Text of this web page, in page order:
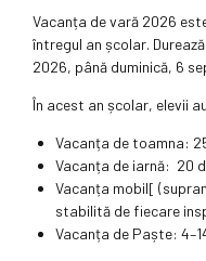
Vacanța de vară 2026
întregul an școlar.
2026, până duminică, 6
În acest an școlar, elevii
Vacanța de toamna:
Vacanța de iarnă: 20
Vacanța mobil[
stabilită de fiecare
Vacanța de Paște: